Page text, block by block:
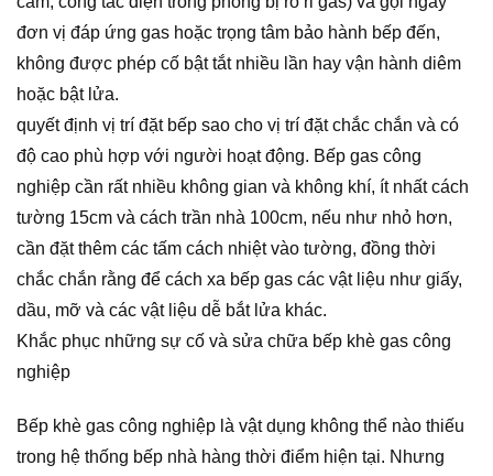
đơn vị đáp ứng gas hoặc trọng tâm bảo hành bếp đến,
không được phép cố bật tắt nhiều lần hay vận hành diêm
hoặc bật lửa.
quyết định vị trí đặt bếp sao cho vị trí đặt chắc chắn và có
độ cao phù hợp với người hoạt động. Bếp gas công
nghiệp cần rất nhiều không gian và không khí, ít nhất cách
tường 15cm và cách trần nhà 100cm, nếu như nhỏ hơn,
cần đặt thêm các tấm cách nhiệt vào tường, đồng thời
chắc chắn rằng để cách xa bếp gas các vật liệu như giấy,
dầu, mỡ và các vật liệu dễ bắt lửa khác.
Khắc phục những sự cố và sửa chữa bếp khè gas công
nghiệp
Bếp khè gas công nghiệp là vật dụng không thể nào thiếu
trong hệ thống bếp nhà hàng thời điểm hiện tại. Nhưng